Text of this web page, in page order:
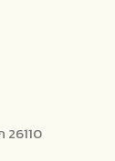
26110